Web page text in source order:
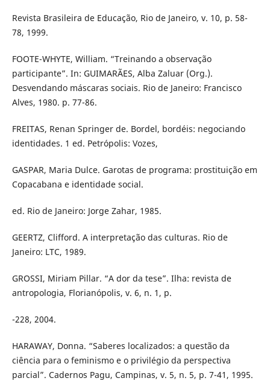
Revista Brasileira de Educação, Rio de Janeiro, v. 10, p. 58-
78, 1999.
FOOTE-WHYTE, William. “Treinando a observação
participante”. In: GUIMARÃES, Alba Zaluar (Org.).
Desvendando máscaras sociais. Rio de Janeiro: Francisco
Alves, 1980. p. 77-86.
FREITAS, Renan Springer de. Bordel, bordéis: negociando
identidades. 1 ed. Petrópolis: Vozes,
GASPAR, Maria Dulce. Garotas de programa: prostituição em
Copacabana e identidade social.
ed. Rio de Janeiro: Jorge Zahar, 1985.
GEERTZ, Clifford. A interpretação das culturas. Rio de
Janeiro: LTC, 1989.
GROSSI, Miriam Pillar. “A dor da tese”. Ilha: revista de
antropologia, Florianópolis, v. 6, n. 1, p.
-228, 2004.
HARAWAY, Donna. “Saberes localizados: a questão da
ciência para o feminismo e o privilégio da perspectiva
parcial”. Cadernos Pagu, Campinas, v. 5, n. 5, p. 7-41, 1995.